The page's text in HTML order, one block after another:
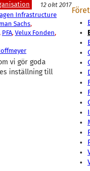
12 okt 2017
Infrastructure
Sachs
PFA, Velux Fonden
vi gör goda
inställning till